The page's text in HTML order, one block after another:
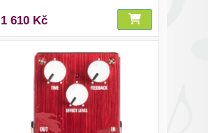
1 610 Kč